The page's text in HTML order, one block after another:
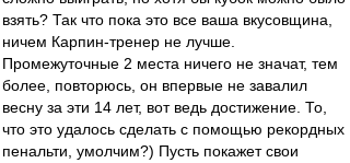
взять? Так что пока это все ваша вкусовщина,
ничем Карпин-тренер не лучше.
Промежуточные 2 места ничего не значат, тем
более, повторюсь, он впервые не завалил
весну за эти 14 лет, вот ведь достижение. То,
что это удалось сделать с помощью рекордных
пенальти, умолчим?) Пусть покажет свои